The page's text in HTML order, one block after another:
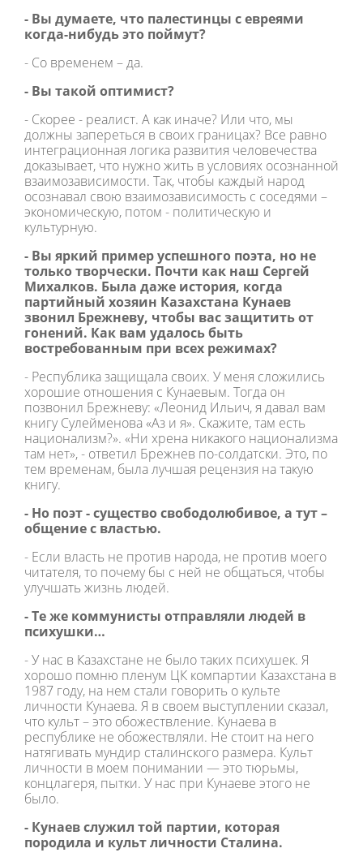
- Вы думаете, что палестинцы с евреями
когда-нибудь это поймут?
- Со временем – да.
- Вы такой оптимист?
- Скорее - реалист. А как иначе? Или что, мы
должны запереться в своих границах? Все равно
интеграционная логика развития человечества
доказывает, что нужно жить в условиях осознанной
взаимозависимости. Так, чтобы каждый народ
осознавал свою взаимозависимость с соседями –
экономическую, потом - политическую и
культурную.
- Вы яркий пример успешного поэта, но не
только творчески. Почти как наш Сергей
Михалков. Была даже история, когда
партийный хозяин Казахстана Кунаев
звонил Брежневу, чтобы вас защитить от
гонений. Как вам удалось быть
востребованным при всех режимах?
- Республика защищала своих. У меня сложились
хорошие отношения с Кунаевым. Тогда он
позвонил Брежневу: «Леонид Ильич, я давал вам
книгу Сулейменова «Аз и я». Скажите, там есть
национализм?». «Ни хрена никакого национализма
там нет», - ответил Брежнев по-солдатски. Это, по
тем временам, была лучшая рецензия на такую
книгу.
- Но поэт - существо свободолюбивое, а тут –
общение с властью.
- Если власть не против народа, не против моего
читателя, то почему бы с ней не общаться, чтобы
улучшать жизнь людей.
- Те же коммунисты отправляли людей в
психушки…
- У нас в Казахстане не было таких психушек. Я
хорошо помню пленум ЦК компартии Казахстана в
1987 году, на нем стали говорить о культе
личности Кунаева. Я в своем выступлении сказал,
что культ – это обожествление. Кунаева в
республике не обожествляли. Не стоит на него
натягивать мундир сталинского размера. Культ
личности в моем понимании — это тюрьмы,
концлагеря, пытки. У нас при Кунаеве этого не
было.
- Кунаев служил той партии, которая
породила и культ личности Сталина.